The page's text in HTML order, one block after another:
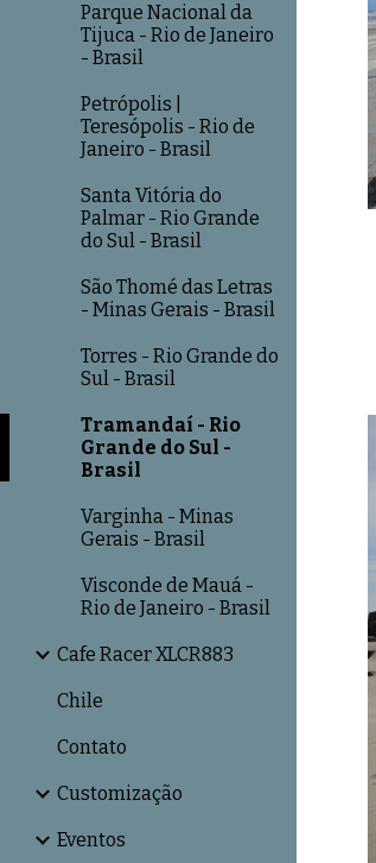
Parque Nacional da
Tijuca - Rio de Janeiro
- Brasil
Petrópolis |
Teresópolis - Rio de
Janeiro - Brasil
Santa Vitória do
Palmar - Rio Grande
do Sul - Brasil
São Thomé das Letras
- Minas Gerais - Brasil
Torres - Rio Grande do
Sul - Brasil
Tramandaí - Rio
Grande do Sul -
Brasil
Varginha - Minas
Gerais - Brasil
Visconde de Mauá -
Rio de Janeiro - Brasil
Cafe Racer XLCR883
Chile
Contato
Customização
Eventos